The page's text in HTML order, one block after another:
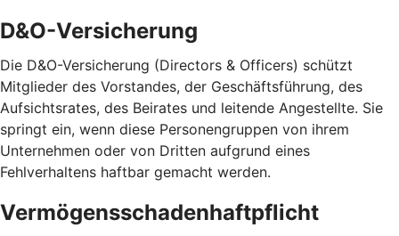
D&O-Versicherung
Die D&O-Versicherung (Directors & Officers) schützt
Mitglieder des Vorstandes, der Geschäftsführung, des
Aufsichtsrates, des Beirates und leitende Angestellte. Sie
springt ein, wenn diese Personengruppen von ihrem
Unternehmen oder von Dritten aufgrund eines
Fehlverhaltens haftbar gemacht werden.
Vermögensschadenhaftpflicht